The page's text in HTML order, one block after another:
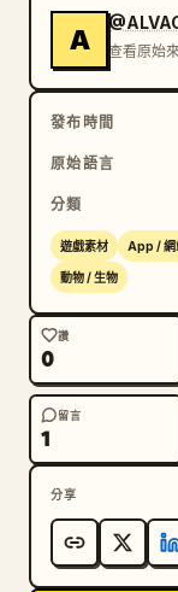
處理能力與記
情感","效率至
但（大概）很
體
方
微側臉特寫肖像
水平排列，搭配
{"title":"收集
板
影像","語言、
面板，搭配圖示
介面讀數
圖","角色手中
飾"]},"quote
角","text":"
『我可是天才
A 查看原始
發布時間
原始語言
分類
遊戲素材 App / 網
動物 / 生物
讚
0
留言
1
分享